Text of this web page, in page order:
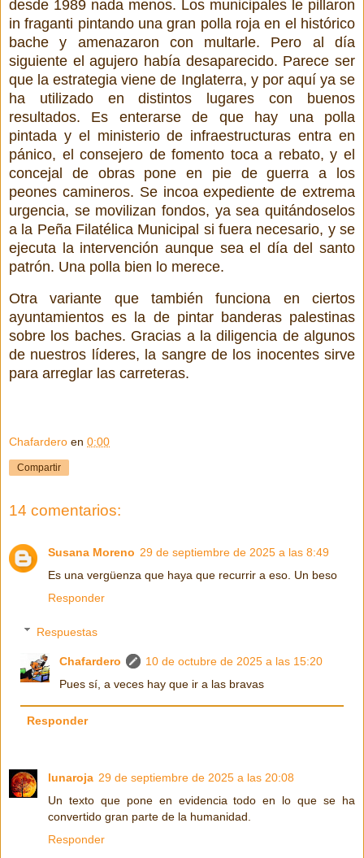
desde 1989 nada menos. Los municipales le pillaron
in fraganti pintando una gran polla roja en el histórico
bache y amenazaron con multarle. Pero al día
siguiente el agujero había desaparecido. Parece ser
que la estrategia viene de Inglaterra, y por aquí ya se
ha utilizado en distintos lugares con buenos
resultados. Es enterarse de que hay una polla
pintada y el ministerio de infraestructuras entra en
pánico, el consejero de fomento toca a rebato, y el
concejal de obras pone en pie de guerra a los
peones camineros. Se incoa expediente de extrema
urgencia, se movilizan fondos, ya sea quitándoselos
a la Peña Filatélica Municipal si fuera necesario, y se
ejecuta la intervención aunque sea el día del santo
patrón. Una polla bien lo merece.
Otra variante que también funciona en ciertos
ayuntamientos es la de pintar banderas palestinas
sobre los baches. Gracias a la diligencia de algunos
de nuestros líderes, la sangre de los inocentes sirve
para arreglar las carreteras.
Chafardero en 0:00
Compartir
14 comentarios:
Susana Moreno 29 de septiembre de 2025 a las 8:49
Es una vergüenza que haya que recurrir a eso. Un beso
Responder
Respuestas
Chafardero
10 de octubre de 2025 a las 15:20
Pues sí, a veces hay que ir a las bravas
Responder
lunaroja 29 de septiembre de 2025 a las 20:08
Un texto que pone en evidencia todo en lo que se ha
convertido gran parte de la humanidad.
Responder